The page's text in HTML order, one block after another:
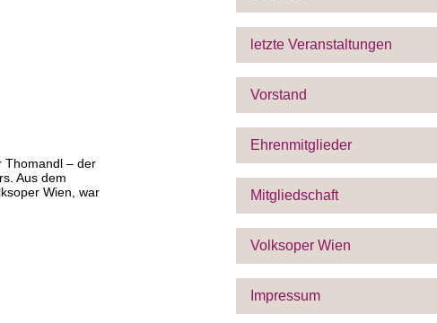
Thomandl – der
Aus dem
Wien, war
letzte Veranstaltungen
Vorstand
Ehrenmitglieder
Mitgliedschaft
Volksoper Wien
Impressum